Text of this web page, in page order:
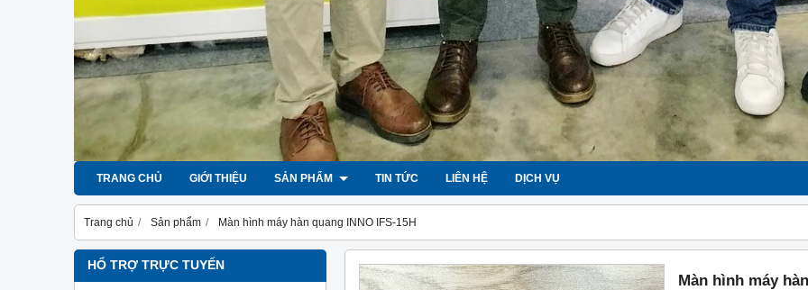
TRANG CHỦ GIỚI THIỆU SẢN PHẨM TIN TỨC LIÊN HỆ DỊCH VỤ
Trang chủ Sản phẩm Màn hình máy hàn quang INNO IFS-15H
HỔ TRỢ TRỰC TUYẾN
Màn hình máy